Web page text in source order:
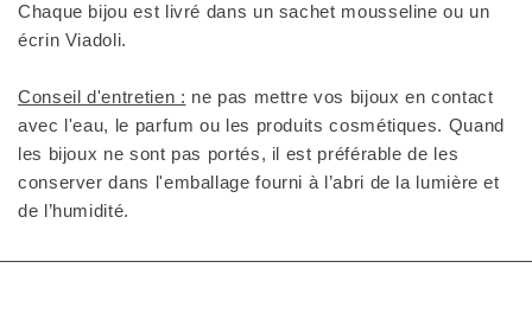
Chaque bijou est livré dans un sachet mousseline ou un
écrin Viadoli.
Conseil d'entretien : ne pas mettre vos bijoux en contact
avec l'eau, le parfum ou les produits cosmétiques. Quand
les bijoux ne sont pas portés, il est préférable de les
conserver dans l'emballage fourni à l’abri de la lumière et
de l’humidité.